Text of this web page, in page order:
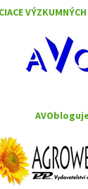
AVObloguje